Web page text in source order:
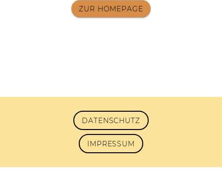
ZUR HOMEPAGE
DATENSCHUTZ
IMPRESSUM